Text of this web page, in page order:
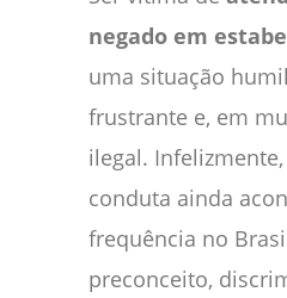
negado em
uma situação
frustrante e, em
ilegal.
conduta ainda
frequência no
preconceito,